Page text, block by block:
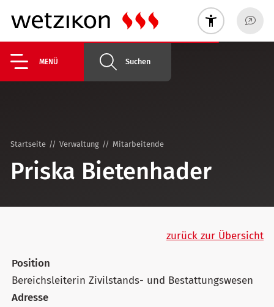
MENÜ Suchen
Startseite Verwaltung Mitarbeitende
Priska Bietenhader
zurück zur Übersicht
Position
Bereichsleiterin Zivilstands- und Bestattungswesen
Adresse